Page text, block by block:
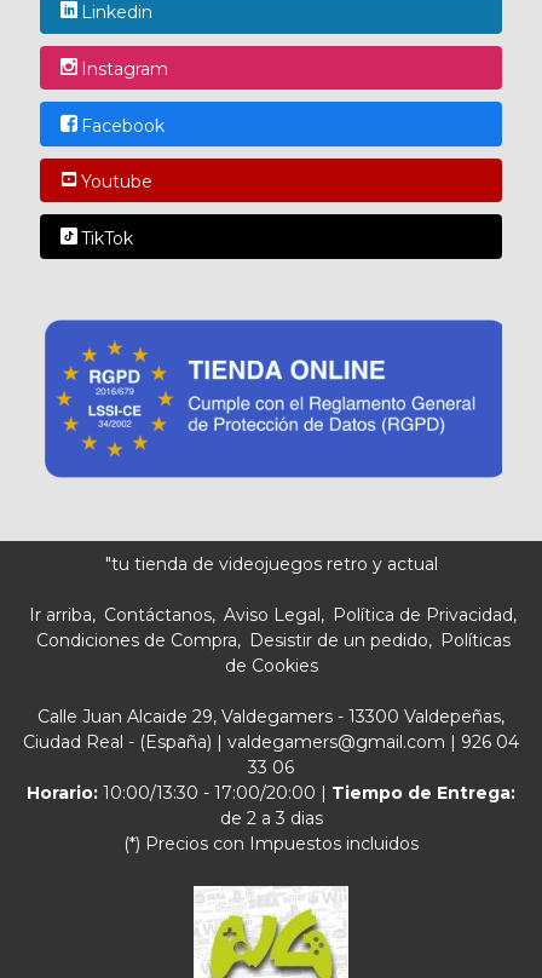
Linkedin
Instagram
Facebook
Youtube
TikTok
"tu tienda de videojuegos retro y actual
Ir arriba Contáctanos Aviso Legal
Política de Privacidad
Condiciones de Compra
Desistir de un pedido
Políticas
de Cookies
Calle Juan Alcaide 29, Valdegamers - 13300 Valdepeñas,
Ciudad Real - (España) | valdegamers@gmail.com | 926 04
33 06
Horario: 10:00/13:30 - 17:00/20:00 | Tiempo de Entrega:
de 2 a 3 dias
(*) Precios con Impuestos incluidos